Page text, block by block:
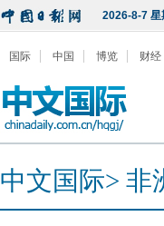
2026-8-7 星
国际 中国 博览 财经
中文国际> 非